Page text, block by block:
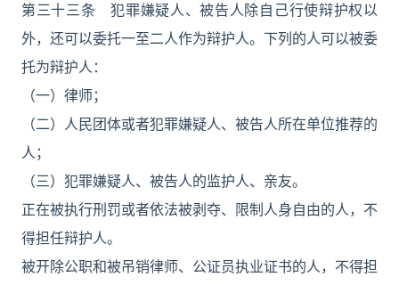
第三十三条 犯罪嫌疑人、被告人除自己行使辩护权以
外，还可以委托一至二人作为辩护人。下列的人可以被委
托为辩护人：
（一）律师；
（二）人民团体或者犯罪嫌疑人、被告人所在单位推荐的
人；
（三）犯罪嫌疑人、被告人的监护人、亲友。
正在被执行刑罚或者依法被剥夺、限制人身自由的人，不
得担任辩护人。
被开除公职和被吊销律师、公证员执业证书的人，不得担